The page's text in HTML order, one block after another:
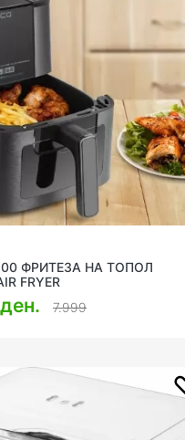
ФРИТЕЗА НА ТОПОЛ
FRYER
7.999